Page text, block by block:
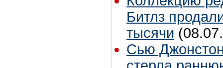
Битлз
тысячи
Сью